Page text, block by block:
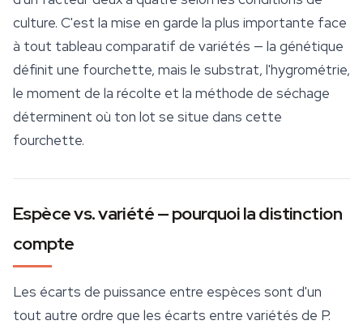
culture. C'est la mise en garde la plus importante face
à tout tableau comparatif de variétés — la génétique
définit une fourchette, mais le substrat, l'hygrométrie,
le moment de la récolte et la méthode de séchage
déterminent où ton lot se situe dans cette
fourchette.
Espèce vs. variété — pourquoi la distinction
compte
Les écarts de puissance entre espèces sont d'un
tout autre ordre que les écarts entre variétés de P.